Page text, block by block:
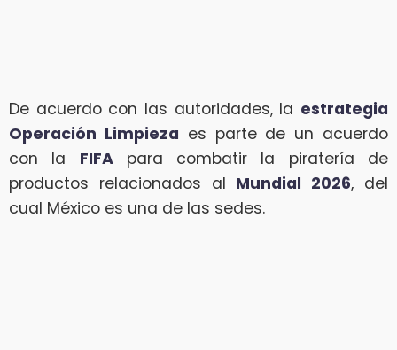
De acuerdo con las autoridades, la estrategia
Operación Limpieza es parte de un acuerdo
con la FIFApara combatir la piratería de
productos relacionados al Mundial 2026, del
cual México es una de las sedes.